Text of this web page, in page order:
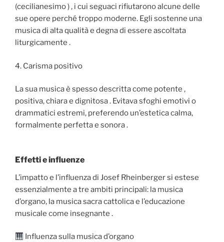
(cecilianesimo ) , i cui seguaci rifiutarono alcune delle
sue opere perché troppo moderne. Egli sostenne una
musica di alta qualità e degna di essere ascoltata
liturgicamente .
4. Carisma positivo
La sua musica è spesso descritta come potente ,
positiva, chiara e dignitosa . Evitava sfoghi emotivi o
drammatici estremi, preferendo un’estetica calma,
formalmente perfetta e sonora .
Effetti e influenze
L’impatto e l’influenza di Josef Rheinberger si estese
essenzialmente a tre ambiti principali: la musica
d’organo, la musica sacra cattolica e l’educazione
musicale come insegnante .
Influenza sulla musica d’organo